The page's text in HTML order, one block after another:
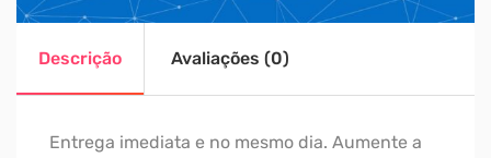
Descrição Avaliações (0)
Entrega imediata e no mesmo dia. Aumente a